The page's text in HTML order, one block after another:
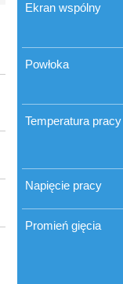
Ekran wspólny
Powłoka
Temperatura pracy
Napięcie pracy
Promień gięcia